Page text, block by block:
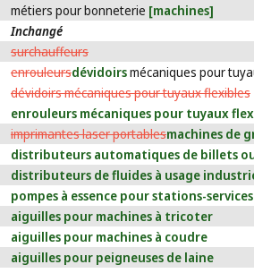
métiers pour bonneterie [machines]
Inchangé
surchauffeurs
enrouleursdévidoirsmécaniques pour
dévidoirs mécaniques pour tuyaux flexibles
enrouleurs mécaniques pour tuyaux
imprimantes laser portablesmachines de
distributeurs automatiques de billets
distributeurs de fluides à usage
pompes à essence pour stations-services
aiguilles pour machines à tricoter
aiguilles pour machines à coudre
aiguilles pour peigneuses de laine